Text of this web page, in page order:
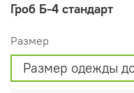
Гроб Б-4 стандарт
Размер
Размер одежды